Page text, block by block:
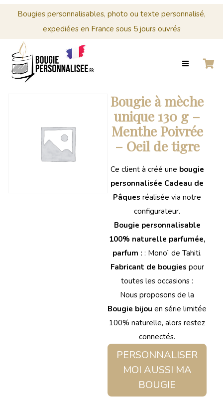
Bougies personnalisables, photo ou texte personnalisé,
expediées en France sous 5 jours ouvrés
Menu
ACCUEIL
CRÉER
VOTRE
Cérémonies
BOUGIES
MARIAGE
PERSONNALISÉES
PROFESSIONNELS
CONTACT
0 Panier
Panier
Bougie à mèche
unique 130 g –
Menthe Poivrée
– Oeil de tigre
Ce client à créé une bougie
personnalisée Cadeau de
Pâques réalisée via notre
configurateur.
Bougie personnalisable
100% naturelle parfumée,
parfum : : Monoï de Tahiti.
Fabricant de bougies pour
toutes les occasions :
Nous proposons de la
Bougie bijou en série limitée
100% naturelle, alors restez
connectés.
PERSONNALISER
MOI AUSSI MA
BOUGIE